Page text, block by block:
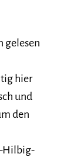
gelesen
hier
und
den
Hilbig-